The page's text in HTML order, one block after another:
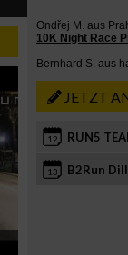
JETZT
12 RUN5
13 B2Run